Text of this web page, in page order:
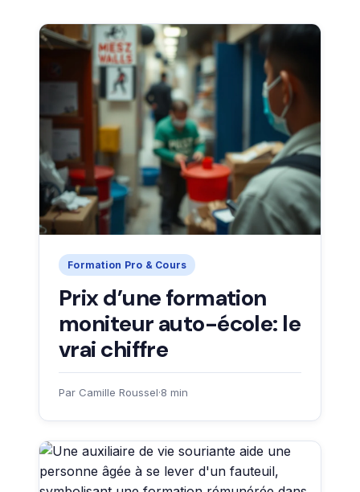
Formation Pro & Cours
Prix d’une formation
moniteur auto-école: le
vrai chiffre
Par Camille Roussel·8 min